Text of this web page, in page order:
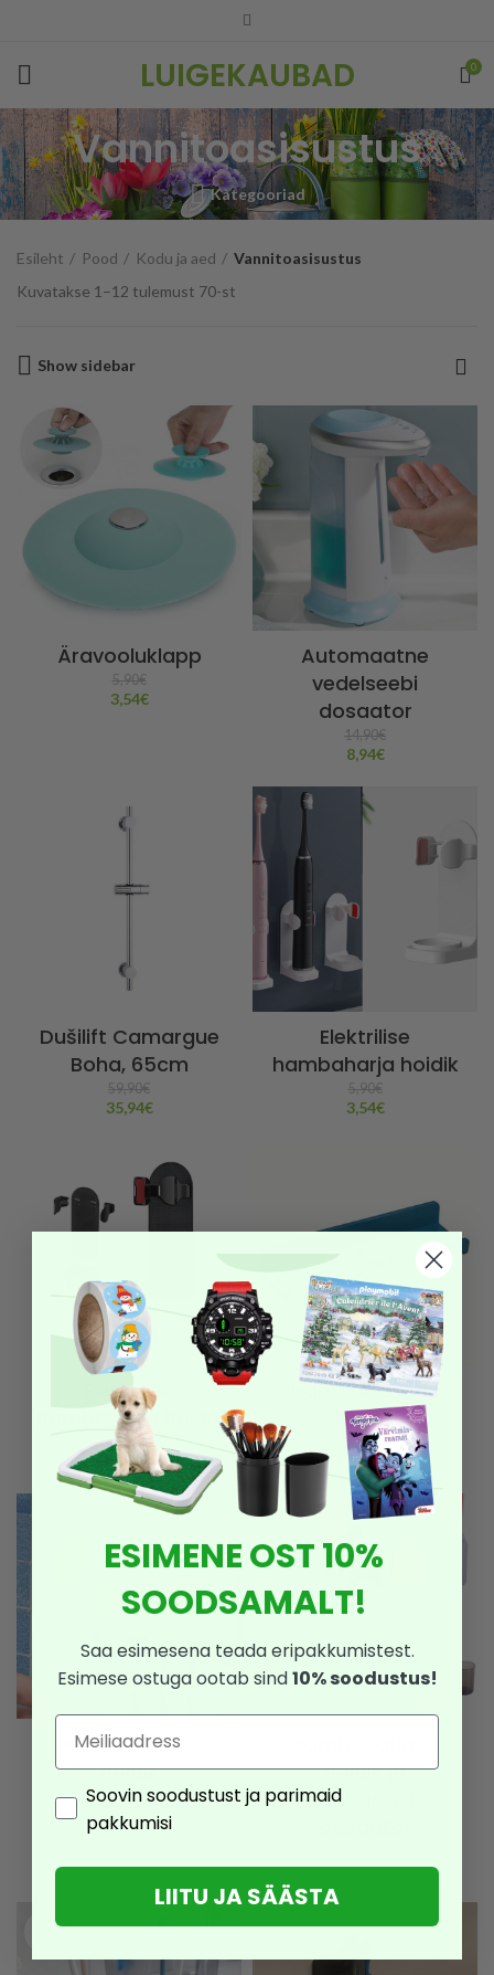
LUIGEKAUBAD 0
Vannitoasisustus
Kategooriad
Esileht Pood Kodu ja aed
Vannitoasisustus
Kuvatakse 1–12 tulemust 70-st
Show sidebar
Äravooluklapp
5,90€
3,54€
Automaatne
vedelseebi
dosaator
14,90€
8,94€
Dušilift Camargue
Boha, 65cm
59,90€
35,94€
Elektrilise
hambaharja hoidik
5,90€
3,54€
Elektrilise
hambaharja hoidik
5,90 €
3,54€
Hambaharjade
hoidik
5,90€
3,54€
Hambaharjade
hoidik
5,90€
3,54
hoidik ja
hambapasta
9,54€
SOLD
ESIMENE OST 10%
SOODSAMALT!
Saa esimesena teada eripakkumistest.
Esimese ostuga ootab sind10% soodustus!
Email
Consent
Soovin soodustust ja parimaid
pakkumisi
LIITU JA SÄÄSTA